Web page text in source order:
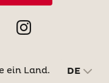
ein Land. DE